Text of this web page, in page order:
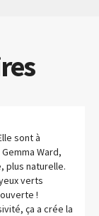
sont à
Ward,
plus naturelle.
verts
!
ça a crée la